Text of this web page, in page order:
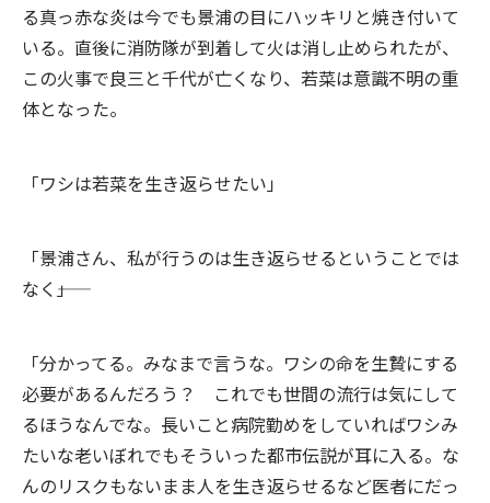
る真っ赤な炎は今でも景浦の目にハッキリと焼き付いて
いる。直後に消防隊が到着して火は消し止められたが、
この火事で良三と千代が亡くなり、若菜は意識不明の重
体となった。
「ワシは若菜を生き返らせたい」
「景浦さん、私が行うのは生き返らせるということでは
なく――」
「分かってる。みなまで言うな。ワシの命を生贄にする
必要があるんだろう？ これでも世間の流行は気にして
るほうなんでな。長いこと病院勤めをしていればワシみ
たいな老いぼれでもそういった都市伝説が耳に入る。な
んのリスクもないまま人を生き返らせるなど医者にだっ